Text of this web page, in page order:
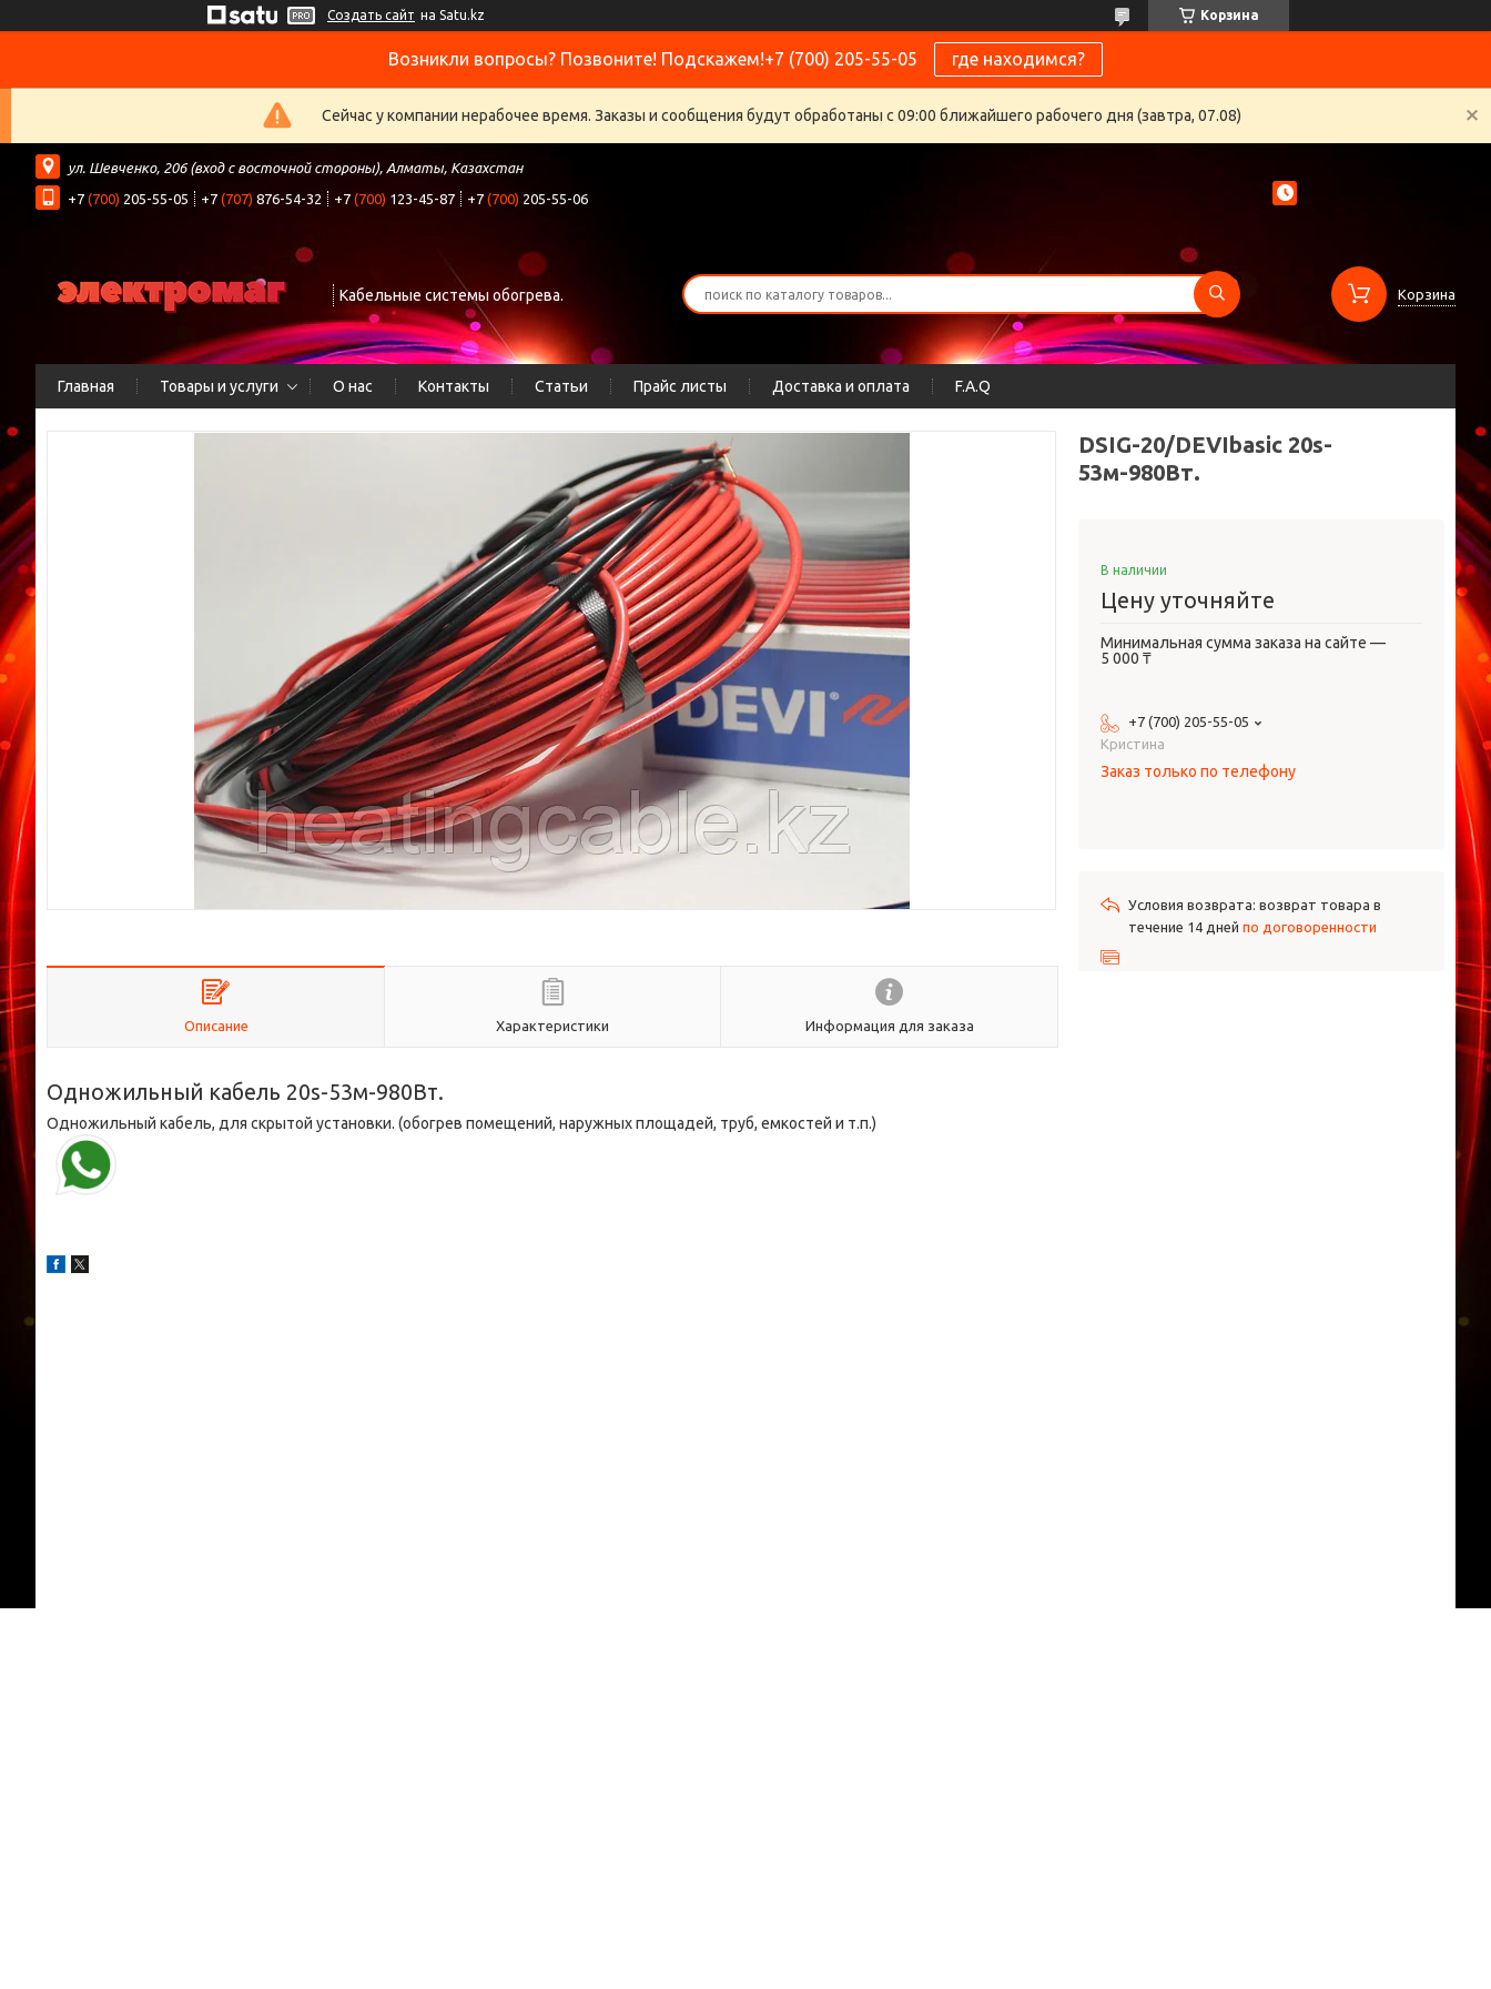
Создать сайт на Satu.kz Корзина
Возникли вопросы? Позвоните! Подскажем!+7 (700) 205-55-05 где находимся?
Сейчас у компании нерабочее время. Заказы и сообщения будут обработаны с 09:00 ближайшего рабочего дня (завтра, 07.08)
ул. Шевченко, 206 (вход с восточной стороны), Алматы, Казахстан
+7 (700) 205-55-05 +7 (707) 876-54-32 +7 (700) 123-45-87 +7 (700) 205-55-06
Кабельные системы обогрева. Корзина
Главная Товары и услуги О нас Контакты Статьи Прайс листы Доставка и оплата F.A.Q
Описание Характеристики Информация для заказа
Одножильный кабель 20s-53м-980Вт.
Одножильный кабель, для скрытой установки. (обогрев помещений, наружных площадей, труб, емкостей и т.п.)
DSIG-20/DEVIbasic 20s-
53м-980Вт.
В наличии
Цену уточняйте
Минимальная сумма заказа на сайте —
5 000 ₸
+7 (700) 205-55-05
Кристина
Заказ только по телефону
возврат товара в
течение 14 дней по договоренности